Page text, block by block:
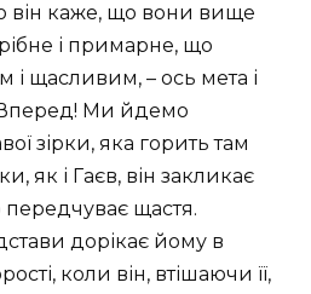
він каже, що вони вище
і примарне, що
і щасливим, – ось мета і
Ми йдемо
зірки, яка горить там
як і Гаєв, він закликає
щастя.
дорікає йому в
коли він, втішаючи її,